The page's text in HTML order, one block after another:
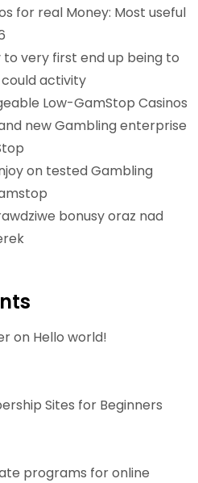
for real Money: Most useful
very first end up being to
activity
Low-GamStop Casinos
new Gambling enterprise
on tested Gambling
bonusy oraz nad
on Hello world!
Sites for Beginners
programs for online